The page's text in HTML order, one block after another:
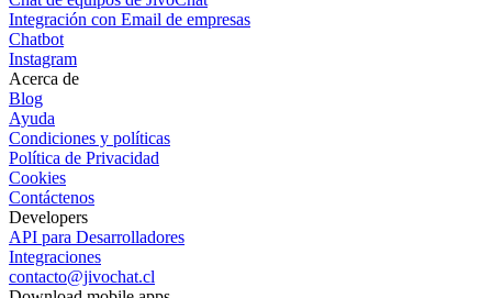
Integración con Email de empresas
Chatbot
Instagram
Acerca de
Blog
Ayuda
Condiciones y políticas
Política de Privacidad
Cookies
Contáctenos
Developers
API para Desarrolladores
Integraciones
contacto@jivochat.cl